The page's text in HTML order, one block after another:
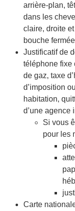
arrière-plan,
dans les
claire, droite
bouche
Justificatif de
téléphone fixe
de gaz, taxe
d’imposition
habitation,
d’une agence
Si vous
pour les
Carte